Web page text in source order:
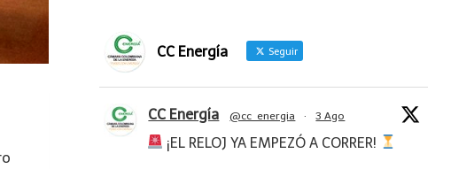
CC Energía Seguir
CC Energía @cc_energia · 3 Ago
¡EL RELOJ YA EMPEZÓ A CORRER!